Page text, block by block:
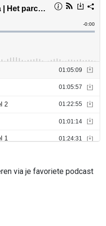
via je favoriete podcast